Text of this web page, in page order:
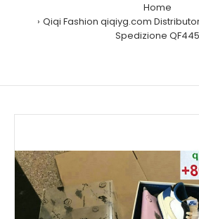
Home
Qiqi Fashion qiqiyg.com
Spedizione QF445